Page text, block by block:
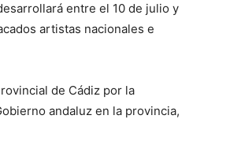
entre el 10 de julio y
artistas nacionales e
de Cádiz por la
andaluz en la provincia,